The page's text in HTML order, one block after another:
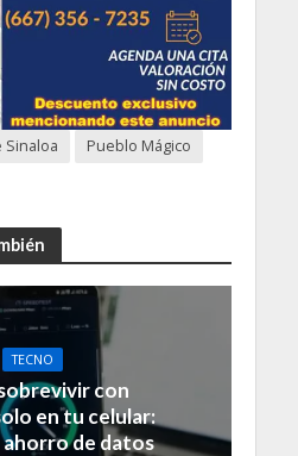
Sinaloa
Pueblo Mágico
TECNO
con
en tu celular:
de datos